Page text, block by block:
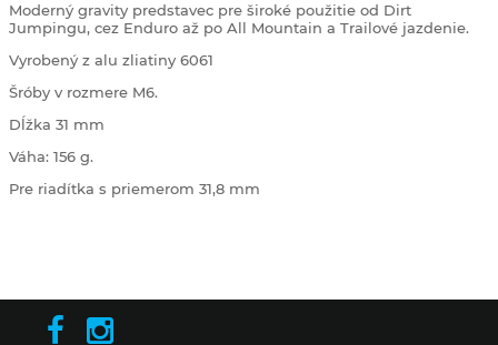
Moderný gravity predstavec pre široké použitie od Dirt
Jumpingu, cez Enduro až po All Mountain a Trailové jazdenie.
Vyrobený z alu zliatiny 6061
Šróby v rozmere M6.
Dĺžka 31 mm
Váha: 156 g.
Pre riadítka s priemerom 31,8 mm